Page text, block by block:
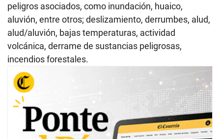
peligros asociados, como inundación, huaico,
aluvión, entre otros; deslizamiento, derrumbes, alud,
alud/aluvión, bajas temperaturas, actividad
volcánica, derrame de sustancias peligrosas,
incendios forestales.